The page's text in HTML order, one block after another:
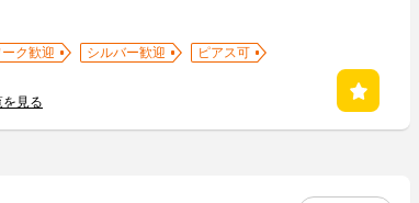
ク歓迎 シルバー歓迎
ピアス可
見る